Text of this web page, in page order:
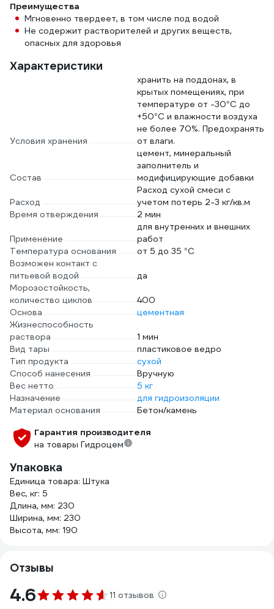
Преимущества
Мгновенно твердеет, в том числе под водой
Не содержит растворителей и других веществ,
опасных для здоровья
Характеристики
Условия хранения
хранить на поддонах, в
крытых помещениях, при
температуре от -30°С до
+50°С и влажности воздуха
не более 70%. Предохранять
от влаги.
Состав
цемент, минеральный
заполнитель и
модифицирующие добавки
Расход
Расход сухой смеси с
учетом потерь 2-3 кг/кв.м
Время отверждения
2 мин
Применение
для внутренних и внешних
работ
Температура основания
от 5 до 35 °С
Возможен контакт с
питьевой водой
да
Морозостойкость,
количество циклов
400
Основа
цементная
Жизнеспособность
раствора
1 мин
Вид тары
пластиковое ведро
Тип продукта
сухой
Способ нанесения
Вручную
Вес нетто
5 кг
Назначение
для гидроизоляции
Материал основания
Бетон/камень
Гарантия производителя
на товары Гидроцем
Упаковка
Единица товара: Штука
Вес, кг: 5
Длина, мм: 230
Ширина, мм: 230
Высота, мм: 190
Отзывы
4.6 11 отзывов